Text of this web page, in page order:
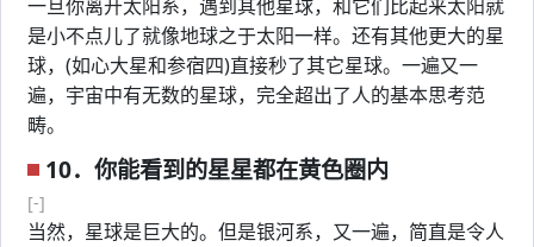
一旦你离开太阳系，遇到其他星球，和它们比起来太阳就
是小不点儿了就像地球之于太阳一样。还有其他更大的星
球，(如心大星和参宿四)直接秒了其它星球。一遍又一
遍，宇宙中有无数的星球，完全超出了人的基本思考范
畴。
10．你能看到的星星都在黄色圈内
[-]
当然，星球是巨大的。但是银河系，又一遍，简直是令人